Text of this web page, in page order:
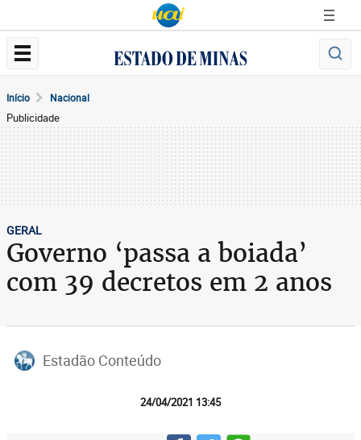
Início Nacional
Publicidade
GERAL
Governo ‘passa a boiada’
com 39 decretos em 2 anos
Estadão Conteúdo
24/04/2021 13:45